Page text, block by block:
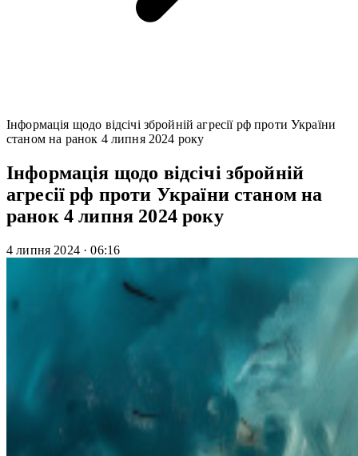
Інформація щодо відсічі збройній агресії рф проти України
станом на ранок 4 липня 2024 року
Інформація щодо відсічі збройній
агресії рф проти України станом на
ранок 4 липня 2024 року
4 липня 2024 · 06:16